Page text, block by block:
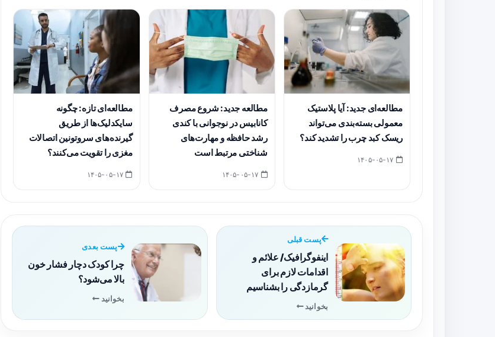
مطالعه‌ای جدید: آیا پلاستیک
معمولی بسته‌بندی می‌تواند
ریسک کبد چرب را تشدید کند؟
مطالعه جدید: شروع مصرف
کانابیس در نوجوانی با کندی
رشد حافظه و مهارت‌های
شناختی مرتبط است
مطالعه‌ای تازه: چگونه
سایکدلیک‌ها از طریق
گیرنده‌های سروتونین اتصالات
مغزی را تقویت می‌کنند؟
۱۴۰۵-۰۵-۱۷
پست قبلی
اینفوگرافیک/ علائم و
اقدامات لازم برای
گرمازدگی را بشناسیم
بخوانید
پست بعدی
چرا کودک دچار فشار خون
بالا می‌شود؟
بخوانید